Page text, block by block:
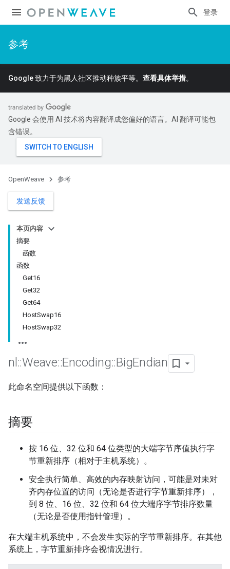
登录
参考
Google 致力于为黑人社区推动种族平等。 查看具体举措。
Google 会使用 AI 技术将内容翻译成您偏好的语言。AI 翻译可能包
含错误。
OpenWeave 参考
发送反馈
本页内容
摘要
函数
函数
Get16
Get32
Get64
HostSwap16
HostSwap32
nl ::Weave::Encoding::BigEndian
此命名空间提供以下函数：
摘要
按 16 位、32 位和 64 位类型的大端字节序值执行字
节重新排序（相对于主机系统）。
安全执行简单、高效的内存映射访问，可能是对未对
齐内存位置的访问（无论是否进行字节重新排序），
到 8 位、16 位、32 位和 64 位大端序字节排序数量
（无论是否使用指针管理）。
在大端主机系统中，不会发生实际的字节重新排序。在其他
系统上，字节重新排序会视情况进行。